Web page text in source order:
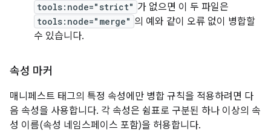
tools:node="strict" 가 없으면 이 두 파일은
tools:node="merge" 의 예와 같이 오류 없이 병합할
수 있습니다.
속성 마커
매니페스트 태그의 특정 속성에만 병합 규칙을 적용하려면 다
음 속성을 사용합니다. 각 속성은 쉼표로 구분된 하나 이상의 속
성 이름(속성 네임스페이스 포함)을 허용합니다.